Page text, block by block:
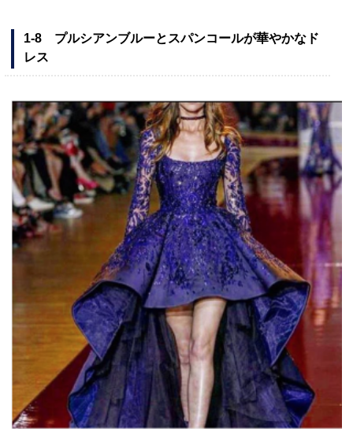
1-8 プルシアンブルーとスパンコールが華やかなド
レス